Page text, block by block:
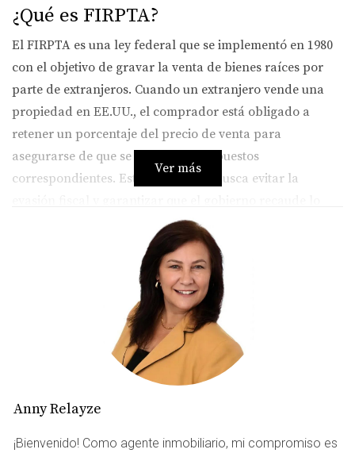
¿Qué es FIRPTA?
El FIRPTA es una ley federal que se implementó en 1980
con el objetivo de gravar la venta de bienes raíces por
parte de extranjeros. Cuando un extranjero vende una
propiedad en EE.UU., el comprador está obligado a
retener un porcentaje del precio de venta para
asegurarse de que se paguen los impuestos
correspondientes. Este mecanismo busca evitar la
que le corresponde. Es fundamental entender esta ley no
solo para cumplir con las obligaciones fiscales, sino
también para evitar sorpresas desagradables durante
una transacción inmobiliaria.
¿Cómo funciona FIRPTA?
El funcionamiento del FIRPTA puede parecer
complicado al principio, pero desglosémoslo en pasos
sencillos. Cuando un extranjero decide vender su
de venta y enviarlo al Servicio de Impuestos Internos
Ver más
Anny Relayze
¡Bienvenido! Como agente inmobiliario, mi compromiso es